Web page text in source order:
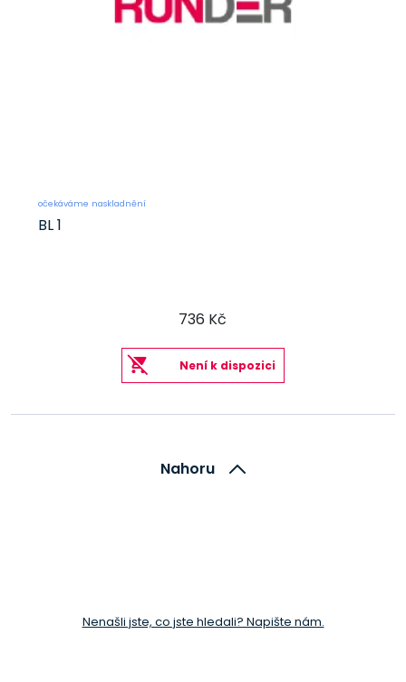
očekáváme naskladnění
BL 1
736 Kč
Není k dispozici
Nahoru
Nenašli jste, co jste hledali? Napište nám.